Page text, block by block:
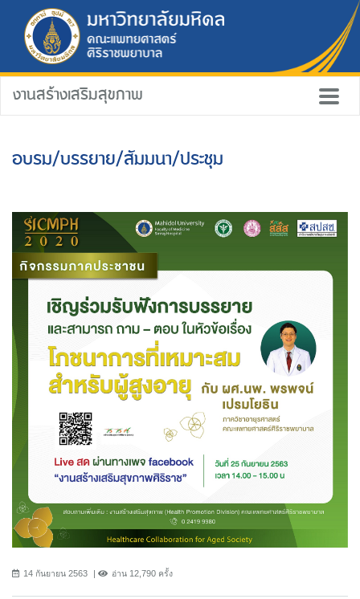
งานสร้างเสริมสุขภาพ
อบรม/บรรยาย/สัมมนา/ประชุม
14 กันยายน 2563 อ่าน 12,790 ครั้ง